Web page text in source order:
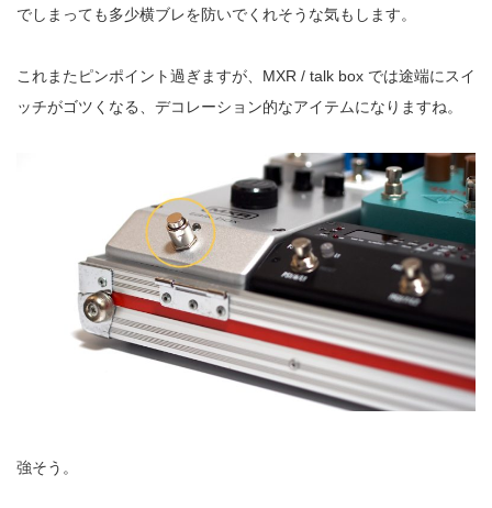
でしまっても多少横ブレを防いでくれそうな気もします。
これまたピンポイント過ぎますが、MXR / talk box では途端にスイ
ッチがゴツくなる、デコレーション的なアイテムになりますね。
強そう。